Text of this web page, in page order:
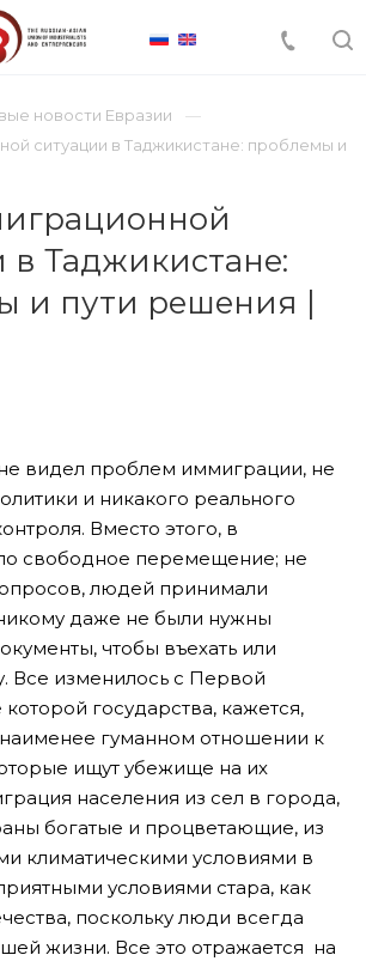
новости Евразии
ситуации в Таджикистане: проблемы и
в Таджикистане:
и пути решения |
видел проблем иммиграции, не
и никакого реального
Вместо этого, в
свободное перемещение; не
людей принимали
даже не были нужны
чтобы въехать или
Все изменилось с Первой
государства, кажется,
гуманном отношении к
ищут убежище на их
населения из сел в города,
богатые и процветающие, из
климатическими условиями в
условиями стара, как
поскольку люди всегда
жизни. Все это отражается на